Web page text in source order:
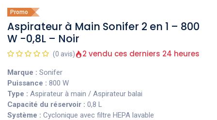
Promo
Aspirateur à Main Sonifer 2 en 1 – 800
W -0,8L – Noir
(0 avis) 2 vendu ces derniers 24 heures
Marque : Sonifer
Puissance : 800 W
Type : Aspirateur à main / Aspirateur balai
Capacité du réservoir : 0,8 L
Système : Cyclonique avec filtre HEPA lavable